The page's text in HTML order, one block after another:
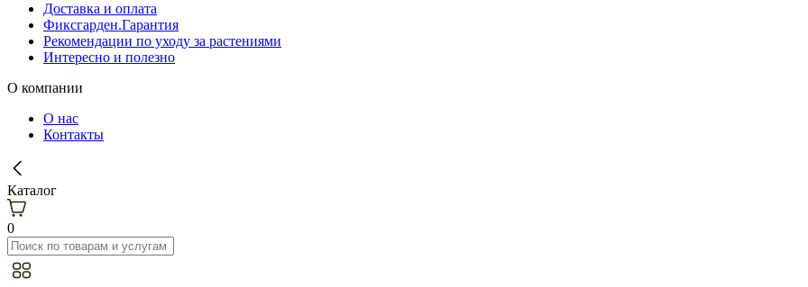
Доставка и оплата
Фиксгарден.Гарантия
Рекомендации по уходу за растениями
Интересно и полезно
О компании
О нас
Контакты
Каталог
0